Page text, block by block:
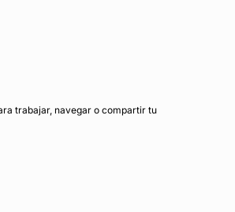
trabajar, navegar o compartir tu